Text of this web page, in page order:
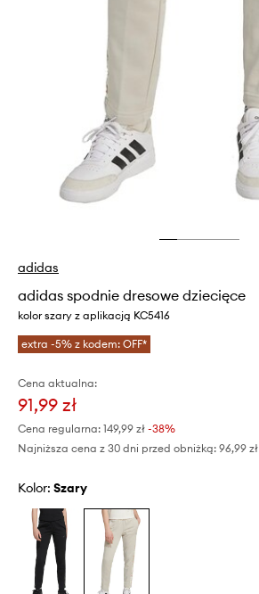
adidas
adidas spodnie dresowe dziecięce
kolor szary z aplikacją KC5416
extra -5% z kodem: OFF*
Cena aktualna:
91,99 zł
Cena regularna: 149,99 zł -38%
Najniższa cena z 30 dni przed obniżką: 96,99 zł
Kolor: szary